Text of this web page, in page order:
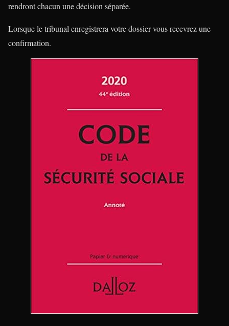
rendront chacun une décision séparée.
Lorsque le tribunal enregistrera votre dossier vous recevrez une
confirmation.